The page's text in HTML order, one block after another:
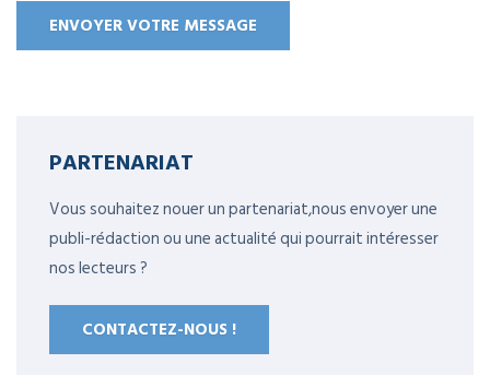
PARTENARIAT
Vous souhaitez nouer un partenariat,nous envoyer une
publi-rédaction ou une actualité qui pourrait intéresser
nos lecteurs ?
CONTACTEZ-NOUS !